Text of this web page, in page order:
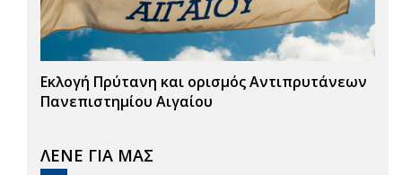
Εκλογή Πρύτανη και ορισμός Αντιπρυτάνεων
Πανεπιστημίου Αιγαίου
ΛΕΝΕ ΓΙΑ ΜΑΣ